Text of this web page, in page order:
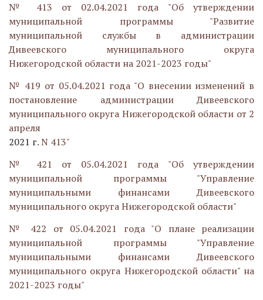
№ 413 от 02.04.2021 года "Об утверждении
муниципальной программы "Развитие
муниципальной службы в администрации
Дивеевского муниципального округа
Нижегородской области на 2021-2023 годы"
№ 419 от 05.04.2021 года "О внесении изменений в
постановление администрации Дивеевского
муниципального округа Нижегородской области от 2
апреля
2021 г. N 413"
№ 421 от 05.04.2021 года "Об утверждении
муниципальной программы "Управление
муниципальными финансами Дивеевского
муниципального округа Нижегородской области"
№ 422 от 05.04.2021 года "О плане реализации
муниципальной программы "Управление
муниципальными финансами Дивеевского
муниципального округа Нижегородской области" на
2021-2023 годы"